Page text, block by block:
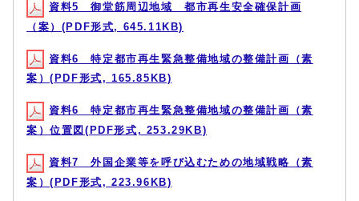
資料5 御堂筋周辺地域 都市再生安全確保計画
（案）(PDF形式, 645.11KB)
資料6 特定都市再生緊急整備地域の整備計画（素
案）(PDF形式, 165.85KB)
資料6 特定都市再生緊急整備地域の整備計画（素
案）位置図(PDF形式, 253.29KB)
資料7 外国企業等を呼び込むための地域戦略（素
案）(PDF形式, 223.96KB)